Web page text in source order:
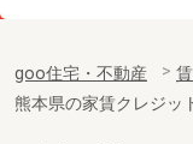
専有
間取
goo住宅・不動産
熊本県の家賃クレジッ